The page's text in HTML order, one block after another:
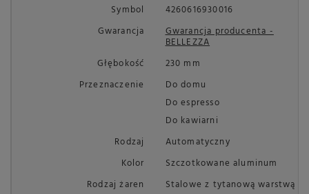
Symbol
4260616930016
Gwarancja
Gwarancja producenta -
BELLEZZA
Głębokość
230 mm
Przeznaczenie
Do domu
Do espresso
Do kawiarni
Rodzaj
Automatyczny
Kolor
Szczotkowane aluminum
Rodzaj żaren
Stalowe z tytanową warstwą